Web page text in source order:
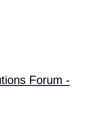
the simple joy of
Note 3
Forum -